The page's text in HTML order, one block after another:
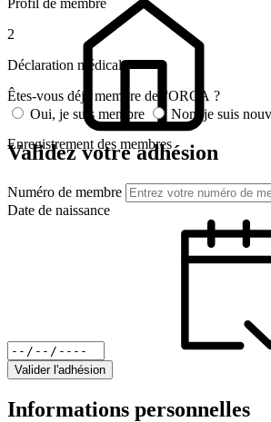
Enregistrement des membres
Profil de membre
2
Déclaration médicale
Êtes-vous déjà membre de l'ORCA ?
Oui, je suis membre
Non, je suis
Validez votre adhésion
Numéro de membre
Date de naissance
Valider l'adhésion
Informations personnelles